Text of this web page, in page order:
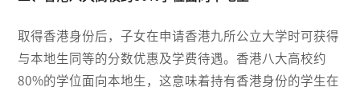
取得香港身份后，子女在申请香港九所公立大学时可获得
与本地生同等的分数优惠及学费待遇。香港八大高校约
80%的学位面向本地生，这意味着持有香港身份的学生在